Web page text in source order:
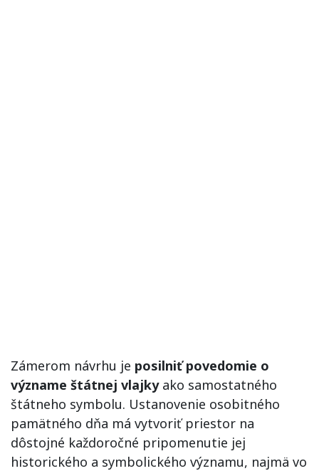
Zámerom návrhu je posilniť povedomie o
význame štátnej vlajkyako samostatného
štátneho symbolu. Ustanovenie osobitného
pamätného dňa má vytvoriť priestor na
dôstojné každoročné pripomenutie jej
historického a symbolického významu, najmä vo